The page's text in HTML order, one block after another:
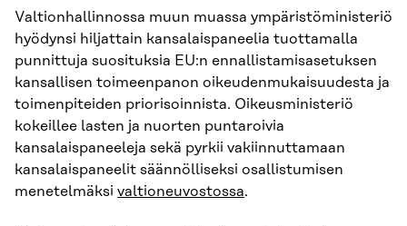
Valtionhallinnossa muun muassa ympäristöministeriö
hyödynsi hiljattain kansalaispaneelia tuottamalla
punnittuja suosituksia EU:n ennallistamisasetuksen
kansallisen toimeenpanon oikeudenmukaisuudesta ja
toimenpiteiden priorisoinnista. Oikeusministeriö
kokeillee lasten ja nuorten puntaroivia
kansalaispaneeleja sekä pyrkii vakiinnuttamaan
kansalaispaneelit säännölliseksi osallistumisen
menetelmäksi valtioneuvostossa.